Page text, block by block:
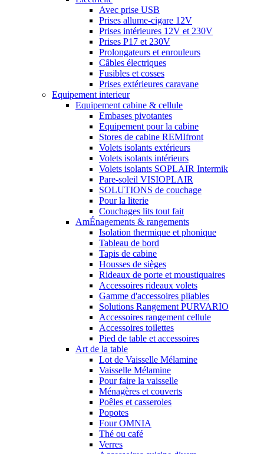
Avec prise USB
Prises allume-cigare 12V
Prises intérieures 12V et 230V
Prises P17 et 230V
Prolongateurs et enrouleurs
Câbles électriques
Fusibles et cosses
Prises extérieures caravane
Equipement interieur
Equipement cabine & cellule
Embases pivotantes
Equipement pour la cabine
Stores de cabine REMIfront
Volets isolants extérieurs
Volets isolants intérieurs
Volets isolants SOPLAIR Intermik
Pare-soleil VISIOPLAIR
SOLUTIONS de couchage
Pour la literie
Couchages lits tout fait
AmÉnagements & rangements
Isolation thermique et phonique
Tableau de bord
Tapis de cabine
Housses de sièges
Rideaux de porte et moustiquaires
Accessoires rideaux volets
Gamme d'accessoires pliables
Solutions Rangement PURVARIO
Accessoires rangement cellule
Accessoires toilettes
Pied de table et accessoires
Art de la table
Lot de Vaisselle Mélamine
Vaisselle Mélamine
Pour faire la vaisselle
Ménagères et couverts
Poêles et casseroles
Popotes
Four OMNIA
Thé ou café
Verres